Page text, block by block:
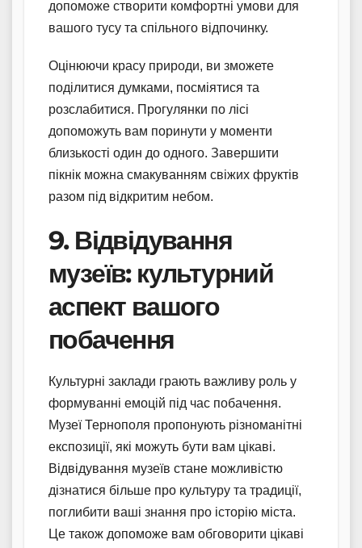
допоможе створити комфортні умови для
вашого тусу та спільного відпочинку.
Оцінюючи красу природи, ви зможете
поділитися думками, посміятися та
розслабитися. Прогулянки по лісі
допоможуть вам поринути у моменти
близькості один до одного. Завершити
пікнік можна смакуванням свіжих фруктів
разом під відкритим небом.
9. Відвідування
музеїв: культурний
аспект вашого
побачення
Культурні заклади грають важливу роль у
формуванні емоцій під час побачення.
Музеї Тернополя пропонують різноманітні
експозиції, які можуть бути вам цікаві.
Відвідування музеїв стане можливістю
дізнатися більше про культуру та традиції,
поглибити ваші знання про історію міста.
Це також допоможе вам обговорити цікаві